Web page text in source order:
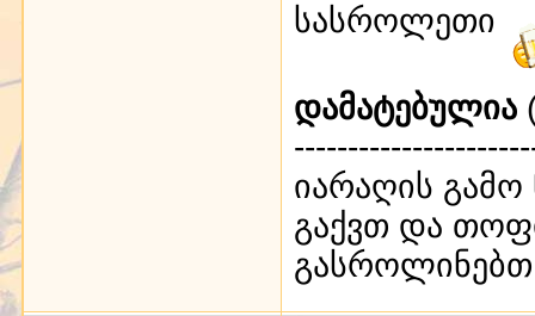
სასროლეთი
დამატებულია
იარაღის გამო
გაქვთ და